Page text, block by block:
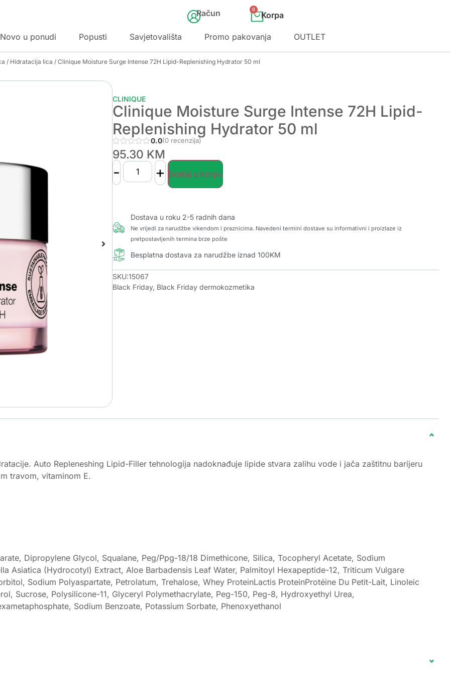
Račun 0
Novo u ponudi Popusti Savjetovališta Promo pakovanja OUTLET
/ Hidratacija lica / Clinique Moisture Surge Intense 72H Lipid-Replenishing Hydrator 50 ml
CLINIQUE
Clinique Moisture Surge Intense 72H Lipid-
Replenishing Hydrator 50 ml
0.0(0 recenzija)
95.30 KM
- + Dodaj u korpu
Dostava u roku 2-5 radnih dana
Ne vrijedi za narudžbe vikendom i praznicima. Navedeni termini dostave su informativni i proizlaze iz
pretpostavljenih termina brze pošte
Besplatna dostava za narudžbe iznad 100KM
SKU:15067
Black Friday, Black Friday dermokozmetika
Auto Repleneshing Lipid-Filler tehnologija nadoknađuje lipide stvara zalihu vode i jača zaštitnu barijeru
travom, vitaminom E.
Dipropylene Glycol, Squalane, Peg/Ppg-18/18 Dimethicone, Silica, Tocopheryl Acetate, Sodium
Asiatica (Hydrocotyl) Extract, Aloe Barbadensis Leaf Water, Palmitoyl Hexapeptide-12, Triticum Vulgare
Sodium Polyaspartate, Petrolatum, Trehalose, Whey ProteinLactis ProteinProtéine Du Petit-Lait, Linoleic
Sucrose, Polysilicone-11, Glyceryl Polymethacrylate, Peg-150, Peg-8, Hydroxyethyl Urea,
Sodium Benzoate, Potassium Sorbate, Phenoxyethanol